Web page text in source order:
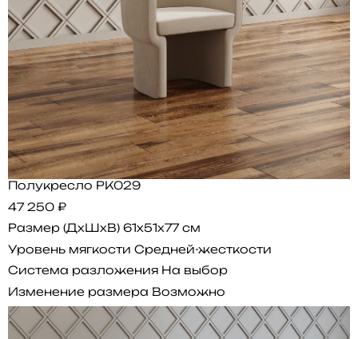
Полукресло PK029
47 250 ₽
Размер (ДхШхВ) 61x51x77 см
Уровень мягкости Средней-жесткости
Система разложения На выбор
Изменение размера Возможно